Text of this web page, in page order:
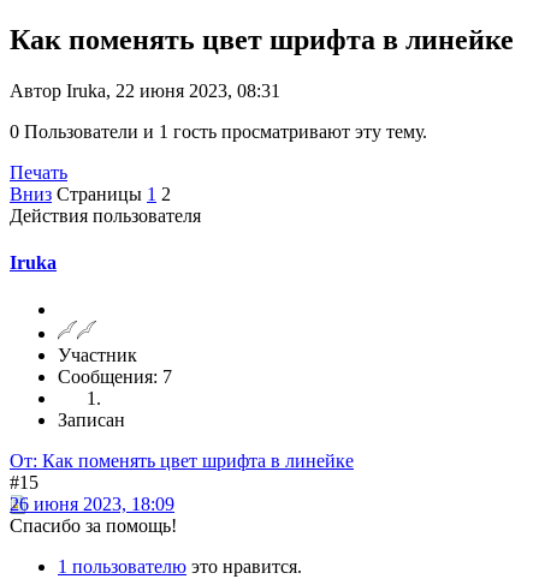
Как поменять цвет шрифта в линейке
Автор Iruka, 22 июня 2023, 08:31
0 Пользователи и 1 гость просматривают эту тему.
Печать
Вниз Страницы 1 2
Действия пользователя
Iruka
Участник
Сообщения: 7
Записан
От: Как поменять цвет шрифта в линейке
#15
26 июня 2023, 18:09
Спасибо за помощь!
1 пользователю это нравится.